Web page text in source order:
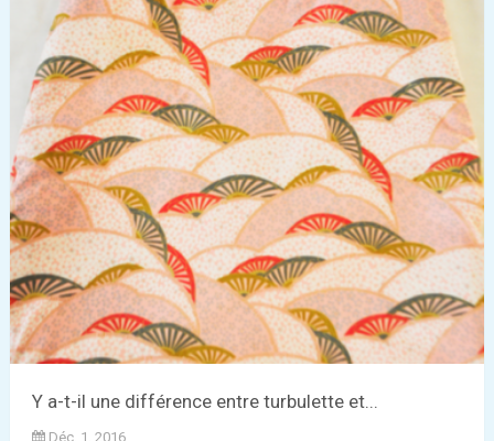
Y a-t-il une différence entre turbulette et...
Déc. 1, 2016